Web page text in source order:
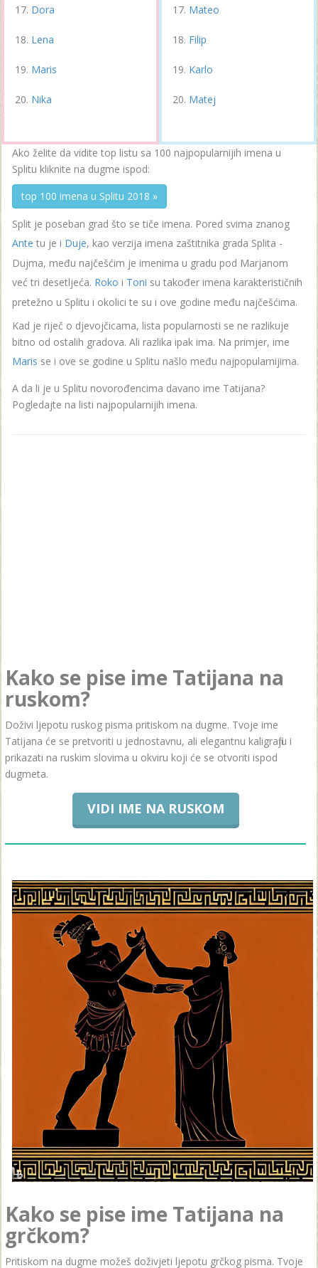
Dora
Lena
Maris
Nika
Mateo
Filip
Karlo
Matej
Ako želite da vidite top listu sa 100 najpopularnijih imena u
Splitu kliknite na dugme ispod:
top 100 imena u Splitu 2018 »
Split je poseban grad što se tiče imena. Pored svima znanog
Ante tu je i Duje, kao verzija imena zaštitnika grada Splita -
Dujma, među najčešćim je imenima u gradu pod Marjanom
već tri desetljeća. Roko i Toni su također imena karakterističnih
pretežno u Splitu i okolici te su i ove godine među najčešćima.
Kad je riječ o djevojčicama, lista popularnosti se ne razlikuje
bitno od ostalih gradova. Ali razlika ipak ima. Na primjer, ime
Maris se i ove se godine u Splitu našlo među najpopularnijima.
A da li je u Splitu novorođencima davano ime Tatijana?
Pogledajte na listi najpopularnijih imena.
Kako se pise ime Tatijana na
ruskom?
Doživi ljepotu ruskog pisma pritiskom na dugme. Tvoje ime
Tatijana će se pretvoriti u jednostavnu, ali elegantnu kaligrafiju i
prikazati na ruskim slovima u okviru koji će se otvoriti ispod
dugmeta.
VIDI IME NA RUSKOM
Kako se pise ime Tatijana na
grčkom?
Pritiskom na dugme možeš doživjeti ljepotu grčkog pisma. Tvoje